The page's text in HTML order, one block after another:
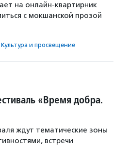
на онлайн-квартирник
с мокшанской прозой
Культура и просвещение
«Время добра.
ждут тематические зоны
встречи